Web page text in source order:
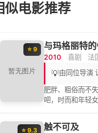
似电影推荐
⭐ 9 与玛格丽特
2010 喜剧 法
💡由同位导演
肥胖、粗俗而不
吧，时而和年轻
却因自卑一直不
Gisèle
⭐ 9.3 触不可及